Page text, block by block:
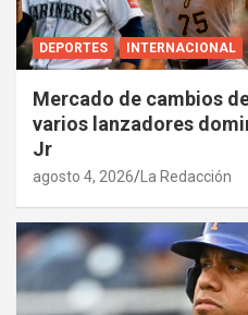
DEPORTES INTERNACIONAL
Mercado de cambios
varios lanzadores
Jr
agosto 4, 2026 La Redacción